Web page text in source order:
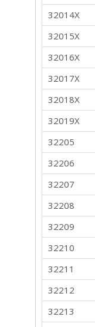
32014X
32015X
32016X
32017X
32018X
32019X
32205
32206
32207
32208
32209
32210
32211
32212
32213